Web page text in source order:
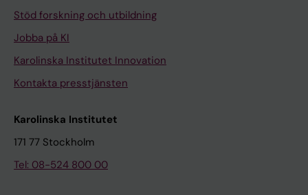
Stöd forskning och utbildning
Jobba på KI
Karolinska Institutet Innovation
Kontakta presstjänsten
Karolinska Institutet
171 77 Stockholm
Tel: 08-524 800 00